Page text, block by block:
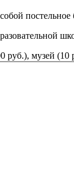
постельное
руб.), музей (10